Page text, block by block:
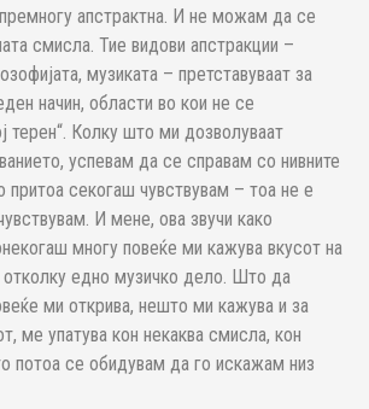
апстрактна. И не можам да се
смисла. Тие видови апстракции –
музиката – претставуваат за
начин, области во кои не се
терен“. Колку што ми дозволуваат
успевам да се справам со нивните
притоа секогаш чувствувам – тоа не е
И мене, ова звучи како
многу повеќе ми кажува вкусот на
отколку едно музичко дело. Што да
ми открива, нешто ми кажува и за
ме упатува кон некаква смисла, кон
потоа се обидувам да го искажам низ